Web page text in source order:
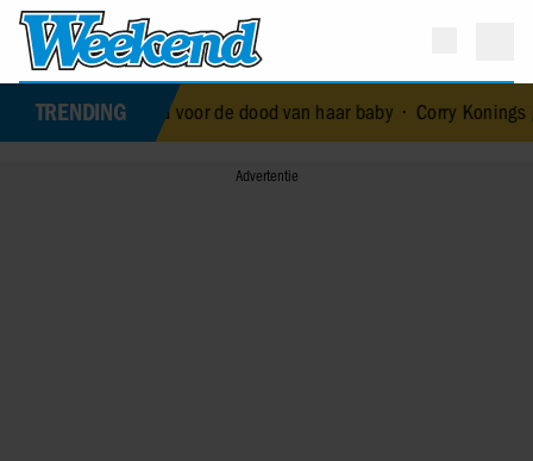
TRENDING
terechtstond voor de dood van haar baby •Corry Konings gul